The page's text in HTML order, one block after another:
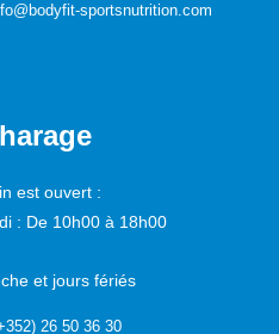
sportsnutrition.com
est ouvert :
: De 10h00 à 18h00
et jours fériés
26 50 36 30